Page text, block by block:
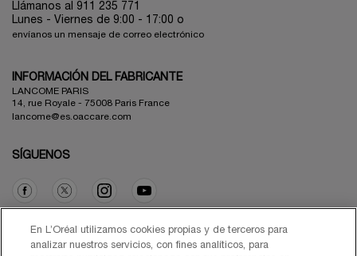
Llámanos al 911 235 771
Lunes - Viernes de 9:00 - 17:00 o
envíanos un mensaje de correo electrónico
INFORMACIÓN DEL FABRICANTE
LANCOME PARIS
14, rue Royale - 75008 Paris France
lancome@es.oaccare.com
SÍGUENOS
Opción de compra
En L’Oréal utilizamos cookies propias y de terceros para
analizar nuestros servicios, con fines analíticos, para